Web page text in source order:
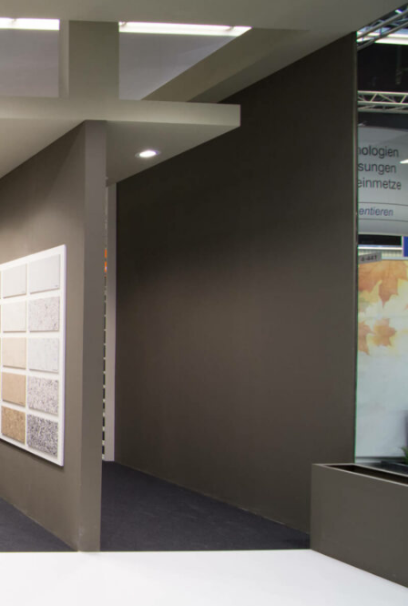
pulite e motivi raffinati. La costante